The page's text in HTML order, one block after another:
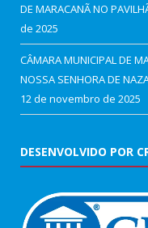
DE MARACANÃ NO
de 2025
CÂMARA MUNICIPAL DE
NOSSA SENHORA DE
12 de novembro de 2025
DESENVOLVIDO POR